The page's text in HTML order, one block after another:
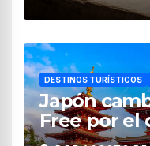
DESTINOS TURÍSTICOS
Japón
Free por el
impuestos